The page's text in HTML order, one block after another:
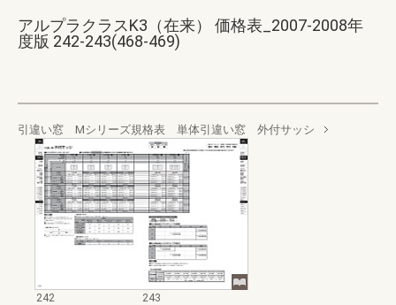
アルプラクラスK3（在来） 価格表_2007-2008年
度版 242-243(468-469)
引違い窓 Mシリーズ規格表 単体引違い窓 外付サッシ
242
243